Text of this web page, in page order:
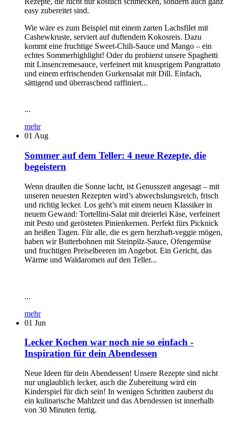
easy zubereitet sind.
Wie wäre es zum Beispiel mit einem zarten Lachsfilet mit
Cashewkruste, serviert auf duftendem Kokosreis. Dazu
kommt eine fruchtige Sweet-Chili-Sauce und Mango – ein
echtes Sommerhighlight! Oder du probierst unsere Spaghetti
mit Linsencremesauce, verfeinert mit knusprigem Pangrattato
und einem erfrischenden Gurkensalat mit Dill. Einfach,
sättigend und überraschend raffiniert...
...
mehr
01 Aug
Sommer auf dem Teller: 4 neue Rezepte, die
begeistern
Wenn draußen die Sonne lacht, ist Genusszeit angesagt – mit
unseren neuesten Rezepten wird’s abwechslungsreich, frisch
und richtig lecker. Los geht’s mit einem neuen Klassiker in
neuem Gewand: Tortellini-Salat mit dreierlei Käse, verfeinert
mit Pesto und gerösteten Pinienkernen. Perfekt fürs Picknick
an heißen Tagen. Für alle, die es gern herzhaft-veggie mögen,
haben wir Butterbohnen mit Steinpilz-Sauce, Ofengemüse
und fruchtigen Preiselbeeren im Angebot. Ein Gericht, das
Wärme und Waldaromen auf den Teller...
...
mehr
01 Jun
Lecker Kochen war noch nie so einfach -
Inspiration für dein Abendessen
Neue Ideen für dein Abendessen! Unsere Rezepte sind nicht
nur unglaublich lecker, auch die Zubereitung wird ein
Kinderspiel für dich sein! In wenigen Schritten zauberst du
ein kulinarische Mahlzeit und das Abendessen ist innerhalb
von 30 Minuten fertig.